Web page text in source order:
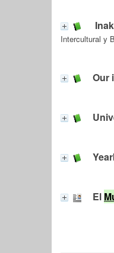
Intercultural y
Our
El